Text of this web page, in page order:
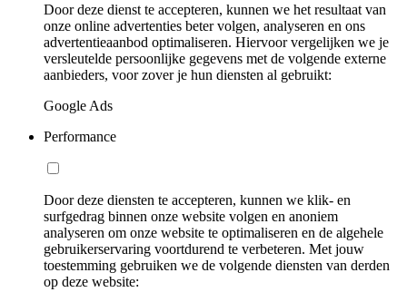
Door deze dienst te accepteren, kunnen we het resultaat van
onze online advertenties beter volgen, analyseren en ons
advertentieaanbod optimaliseren. Hiervoor vergelijken we je
versleutelde persoonlijke gegevens met de volgende externe
aanbieders, voor zover je hun diensten al gebruikt:
Google Ads
Performance
Door deze diensten te accepteren, kunnen we klik- en
surfgedrag binnen onze website volgen en anoniem
analyseren om onze website te optimaliseren en de algehele
gebruikerservaring voortdurend te verbeteren. Met jouw
toestemming gebruiken we de volgende diensten van derden
op deze website: